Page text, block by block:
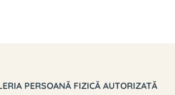
PERSOANĂ FIZICĂ AUTORIZATĂ